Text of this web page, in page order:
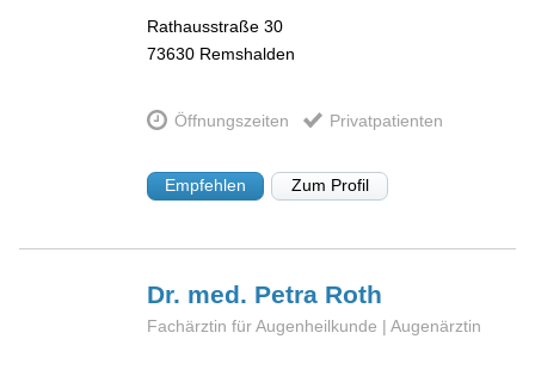
Rathausstraße 30
73630 Remshalden
Öffnungszeiten Privatpatienten
Empfehlen Zum Profil
Dr. med. Petra Roth
Fachärztin für Augenheilkunde | Augenärztin